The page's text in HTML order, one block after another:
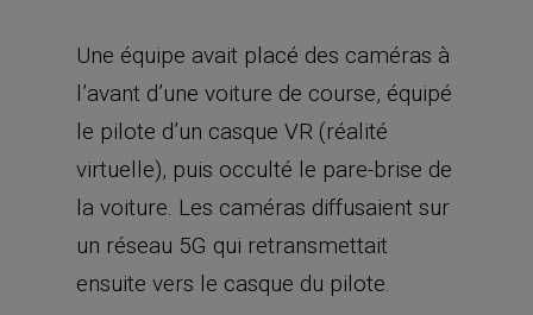
Une équipe avait placé des caméras à
l’avant d’une voiture de course, équipé
le pilote d’un casque VR (réalité
virtuelle), puis occulté le pare-brise de
la voiture. Les caméras diffusaient sur
un réseau 5G qui retransmettait
ensuite vers le casque du pilote.